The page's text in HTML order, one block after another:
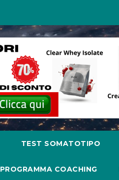
TEST SOMATOTIPO
PROGRAMMA COACHING